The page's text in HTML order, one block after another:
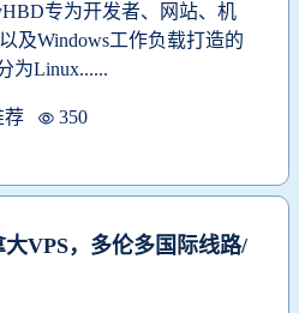
专为开发者、网站、机
及Windows工作负载打造的
为Linux......
荐 350
VPS，多伦多国际线路/